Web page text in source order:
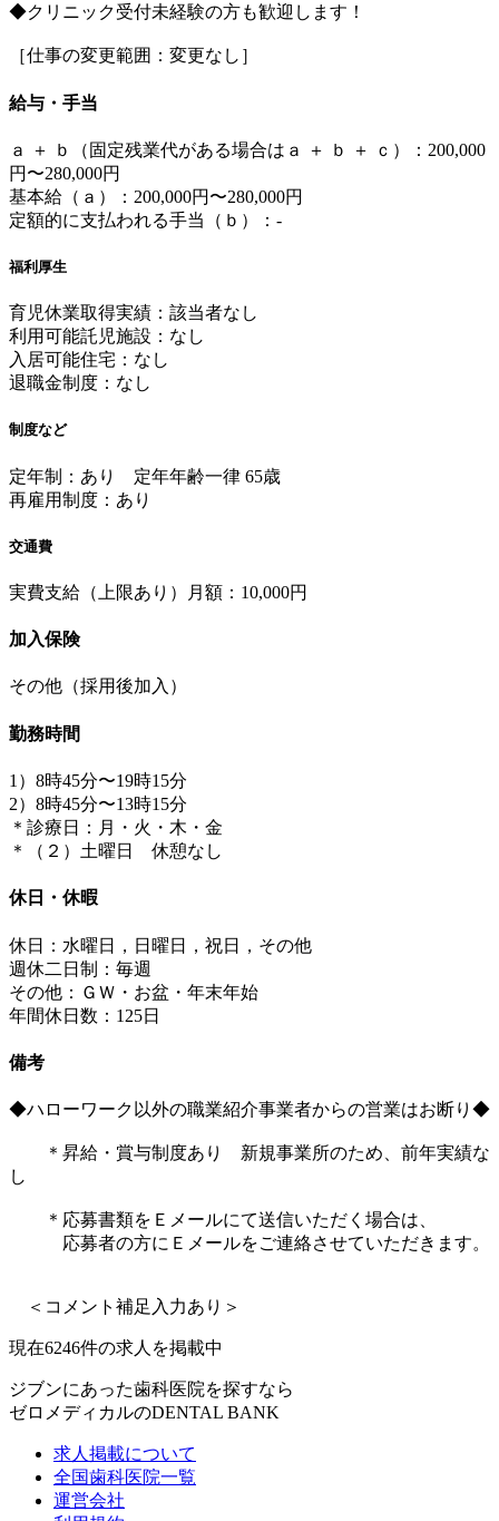
◆クリニック受付未経験の方も歓迎します！
［仕事の変更範囲：変更なし］
給与・手当
ａ ＋ ｂ（固定残業代がある場合はａ ＋ ｂ ＋ ｃ）：200,000
円〜280,000円
基本給（ａ）：200,000円〜280,000円
定額的に支払われる手当（ｂ）：-
福利厚生
育児休業取得実績：該当者なし
利用可能託児施設：なし
入居可能住宅：なし
退職金制度：なし
制度など
定年制：あり 定年年齢一律 65歳
再雇用制度：あり
交通費
実費支給（上限あり）月額：10,000円
加入保険
その他（採用後加入）
勤務時間
1）8時45分〜19時15分
2）8時45分〜13時15分
＊診療日：月・火・木・金
＊（２）土曜日 休憩なし
休日・休暇
休日：水曜日，日曜日，祝日，その他
週休二日制：毎週
その他：ＧＷ・お盆・年末年始
年間休日数：125日
備考
◆ハローワーク以外の職業紹介事業者からの営業はお断り◆
＊昇給・賞与制度あり 新規事業所のため、前年実績な
し
＊応募書類をＥメールにて送信いただく場合は、
応募者の方にＥメールをご連絡させていただきます。
＜コメント補足入力あり＞
現在6246件の求人を掲載中
ジブンにあった歯科医院を探すなら
ゼロメディカルのDENTAL BANK
求人掲載について
全国歯科医院一覧
運営会社